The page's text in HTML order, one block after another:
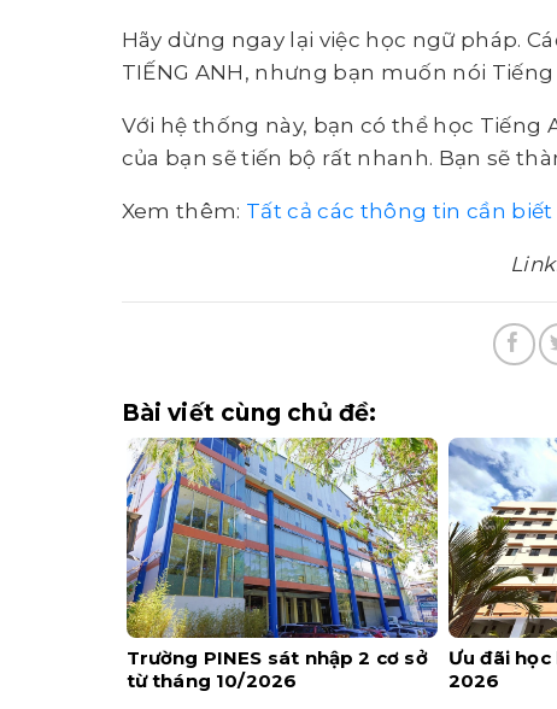
Hãy dừng ngay lại việc học ngữ pháp.
TIẾNG ANH, nhưng bạn muốn nói
Với hệ thống này, bạn có thể học
của bạn sẽ tiến bộ rất nhanh. Bạn sẽ
Xem thêm: Tất cả các thông tin cần
Bài viết cùng chủ đề:
Trường PINES sát nhập 2 cơ sở
từ tháng 10/2026
Ưu đãi
2026